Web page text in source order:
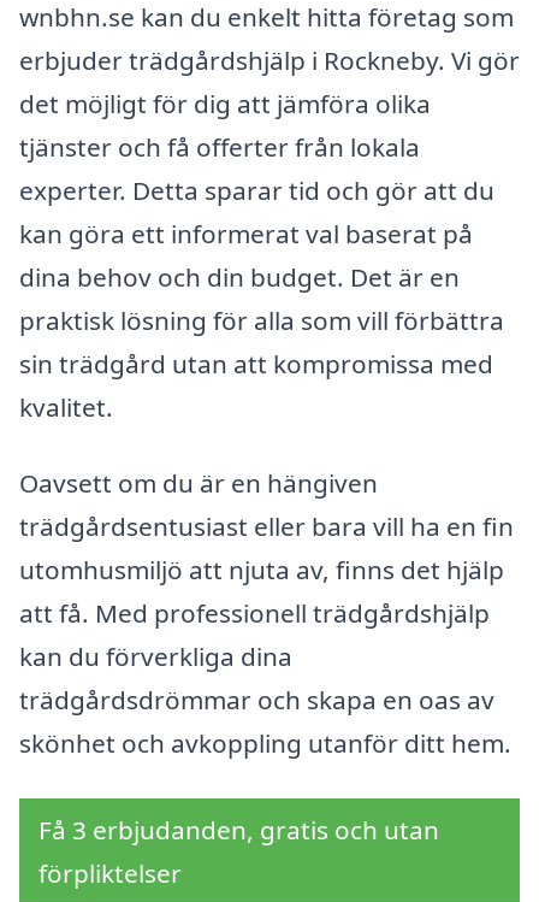
wnbhn.se kan du enkelt hitta företag som
erbjuder trädgårdshjälp i Rockneby. Vi gör
det möjligt för dig att jämföra olika
tjänster och få offerter från lokala
experter. Detta sparar tid och gör att du
kan göra ett informerat val baserat på
dina behov och din budget. Det är en
praktisk lösning för alla som vill förbättra
sin trädgård utan att kompromissa med
kvalitet.
Oavsett om du är en hängiven
trädgårdsentusiast eller bara vill ha en fin
utomhusmiljö att njuta av, finns det hjälp
att få. Med professionell trädgårdshjälp
kan du förverkliga dina
trädgårdsdrömmar och skapa en oas av
skönhet och avkoppling utanför ditt hem.
Få 3 erbjudanden, gratis och utan
förpliktelser